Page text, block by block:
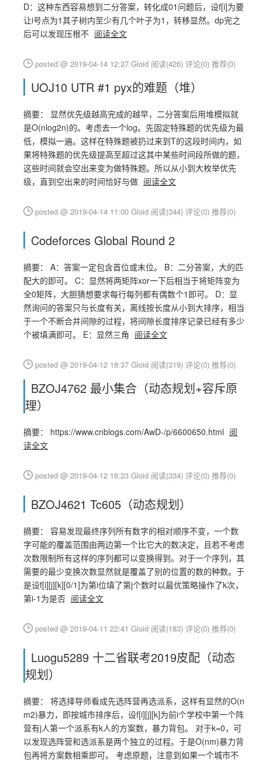
D：这种东西容易想到二分答案，转化成01问题后，设f[i]为要
让i号点为1其子树内至少有几个叶子为1，转移显然。dp完之
后可以发现压根不 阅读全文
posted @ 2019-04-14 12:37 Gloid 阅读(426) 评论(0) 推荐(0)
UOJ10 UTR #1 pyx的难题（堆）
摘要： 显然优先级越高完成的越早，二分答案后用堆模拟就
是O(nlog2n)的。考虑去一个log。先固定特殊题的优先级为最
低，模拟一遍。这样在特殊题被扔过来到T的这段时间内，如
果将特殊题的优先级提高至超过这其中某些时间段所做的题，
这些时间就会空出来变为做特殊题。所以从小到大枚举优先
级，直到空出来的时间恰好与做 阅读全文
posted @ 2019-04-14 11:00 Gloid 阅读(344) 评论(0) 推荐(0)
Codeforces Global Round 2
摘要： A：答案一定包含首位或末位。 B：二分答案，大的匹
配大的即可。 C：显然将两矩阵xor一下后相当于将矩阵变为
全0矩阵，大胆猜想要求每行每列都有偶数个1即可。 D：显
然询问的答案只与长度有关，离线按长度从小到大排序，相当
于一个不断合并间隙的过程，将间隙长度排序记录已经有多少
个被填满即可。 E：显然三角 阅读全文
posted @ 2019-04-12 18:37 Gloid 阅读(319) 评论(0) 推荐(0)
BZOJ4762 最小集合（动态规划+容斥原
理）
摘要： https://www.cnblogs.com/AwD-/p/6600650.html 阅
读全文
posted @ 2019-04-12 18:23 Gloid 阅读(334) 评论(0) 推荐(0)
BZOJ4621 Tc605（动态规划）
摘要： 容易发现最终序列所有数字的相对顺序不变，一个数
字可能的覆盖范围由两边第一个比它大的数决定，且若不考虑
次数限制所有这样的序列都可以变换得到。对于一个序列，其
需要的最少变换次数显然就是覆盖了别的位置的数的种数。于
是设f[i][j][k][0/1]为第i位填了第j个数时以最优策略操作了k次，
第i-1为是否 阅读全文
posted @ 2019-04-11 22:41 Gloid 阅读(183) 评论(0) 推荐(0)
Luogu5289 十二省联考2019皮配（动态
规划）
摘要： 将选择导师看成先选阵营再选派系，这样有显然的O(n
m2)暴力，即按城市排序后，设f[i][j][k]为前i个学校中第一个阵
营有j人第一个派系有k人的方案数，暴力背包。 对于k=0，可
以发现选阵营和选派系是两个独立的过程。于是O(nm)暴力背
包再将方案数相乘即可。 考虑原题，注意到如果一个城市不